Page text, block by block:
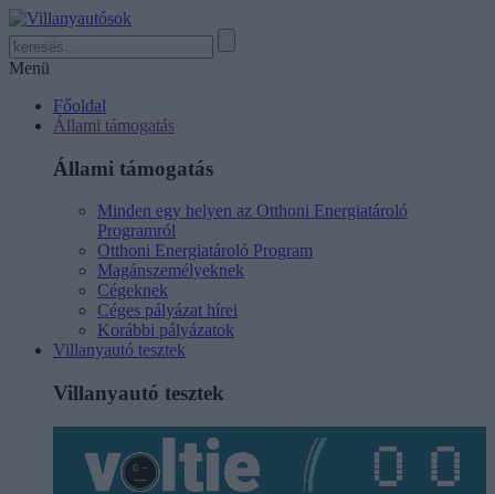
Menü
Főoldal
Állami támogatás
Állami támogatás
Minden egy helyen az Otthoni Energiatároló
Programról
Otthoni Energiatároló Program
Magánszemélyeknek
Cégeknek
Céges pályázat hírei
Korábbi pályázatok
Villanyautó tesztek
Villanyautó tesztek